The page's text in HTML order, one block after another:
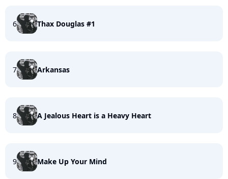
6 Thax Douglas #1
7 Arkansas
8 A Jealous Heart is a Heavy Heart
9 Make Up Your Mind